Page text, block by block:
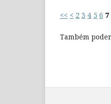
<< < 2 3 4 5 6 7
Também